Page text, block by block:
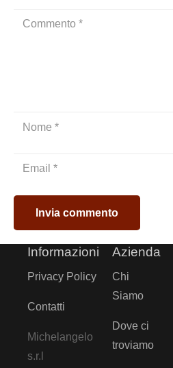
Invia commento
Informazioni
Privacy Policy
Contatti
Michelangelo
s.r.l
Azienda
Chi
Siamo
Dove ci
troviamo